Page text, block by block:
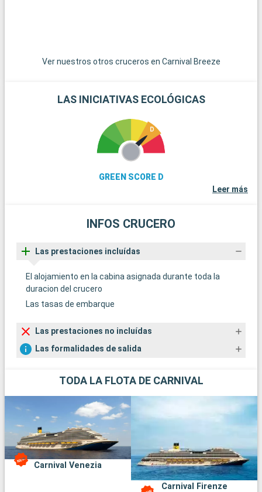
Ver nuestros otros cruceros en Carnival Breeze
LAS INICIATIVAS ECOLÓGICAS
GREEN SCORE D
Leer más
INFOS CRUCERO
Las prestaciones incluídas
El alojamiento en la cabina asignada durante toda la
duracion del crucero
Las tasas de embarque
Las prestaciones no incluídas
Las formalidades de salida
TODA LA FLOTA DE CARNIVAL
Carnival Venezia
Carnival Firenze